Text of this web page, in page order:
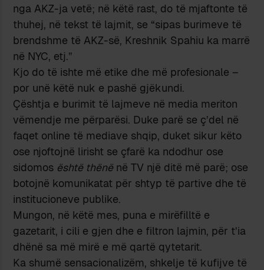
nga AKZ-ja vetë; në këtë rast, do të mjaftonte të
thuhej, në tekst të lajmit, se “sipas burimeve të
brendshme të AKZ-së, Kreshnik Spahiu ka marrë
në NYC, etj.”
Kjo do të ishte më etike dhe më profesionale –
por unë këtë nuk e pashë gjëkundi.
Çështja e burimit të lajmeve në media meriton
vëmendje me përparësi. Duke parë se ç’del në
faqet online të mediave shqip, duket sikur këto
ose njoftojnë lirisht se çfarë ka ndodhur ose
sidomos është thënë në TV një ditë më parë; ose
botojnë komunikatat për shtyp të partive dhe të
institucioneve publike.
Mungon, në këtë mes, puna e mirëfilltë e
gazetarit, i cili e gjen dhe e filtron lajmin, për t’ia
dhënë sa më mirë e më qartë qytetarit.
Ka shumë sensacionalizëm, shkelje të kufijve të